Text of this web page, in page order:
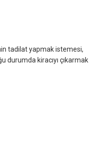
tadilat yapmak istemesi,
durumda kiracıyı çıkarmak